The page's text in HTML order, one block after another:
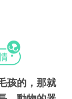
孩的，那就